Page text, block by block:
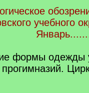
учебного
формы одежды
прогимназий.